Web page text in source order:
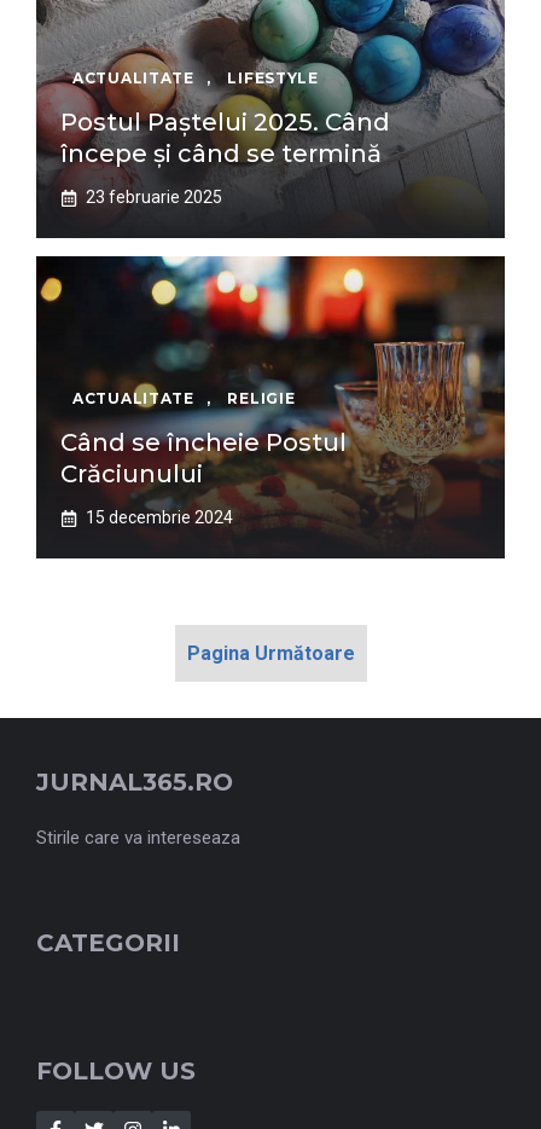
ACTUALITATE , LIFESTYLE
Postul Paștelui 2025. Când
începe și când se termină
23 februarie 2025
ACTUALITATE , RELIGIE
Când se încheie Postul
Crăciunului
15 decembrie 2024
Pagina Următoare
JURNAL365.RO
Stirile care va intereseaza
CATEGORII
FOLLOW US